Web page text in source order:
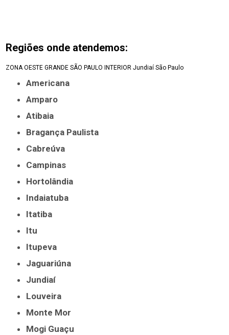
Regiões onde atendemos:
ZONA OESTE GRANDE SÃO PAULO INTERIOR Jundiaí São Paulo
Americana
Amparo
Atibaia
Bragança Paulista
Cabreúva
Campinas
Hortolândia
Indaiatuba
Itatiba
Itu
Itupeva
Jaguariúna
Jundiaí
Louveira
Monte Mor
Mogi Guaçu